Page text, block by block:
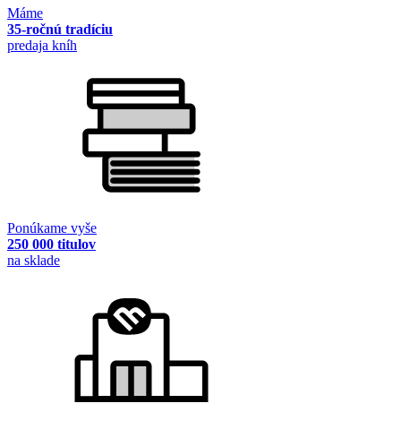
Máme
35-ročnú tradíciu
predaja kníh
Ponúkame vyše
250 000 titulov
na sklade